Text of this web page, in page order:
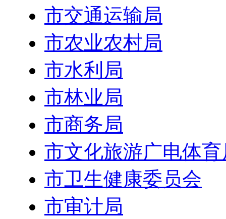
市交通运输局
市农业农村局
市水利局
市林业局
市商务局
市文化旅游广电体育
市卫生健康委员会
市审计局